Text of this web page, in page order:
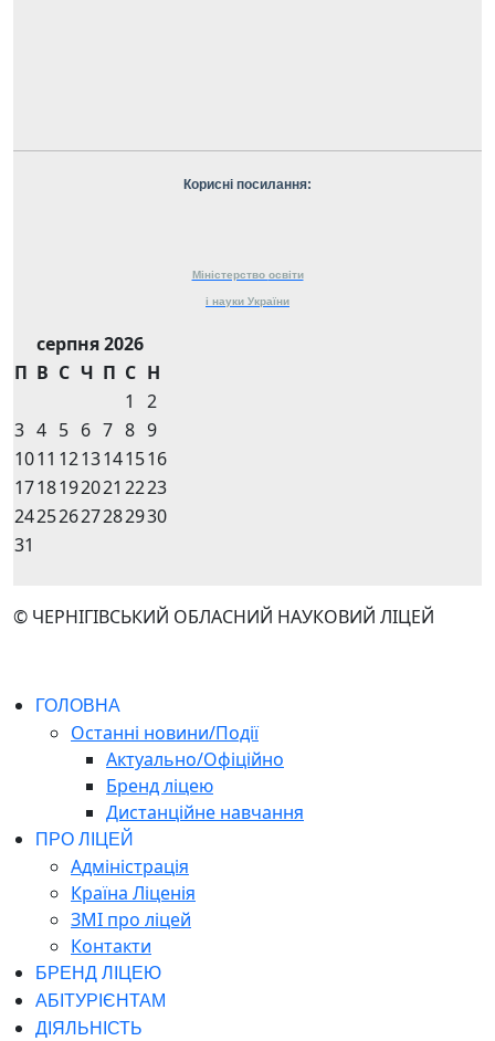
Корисні посилання:
Міністерство освіти
і науки України
серпня 2026
П В С Ч П С Н
1
2
3 4 5 6 7 8 9
1011 1213141516
1718192021 2223
24252627282930
31
© ЧЕРНІГІВСЬКИЙ ОБЛАСНИЙ НАУКОВИЙ ЛІЦЕЙ
ГОЛОВНА
Останні новини/Події
Актуально/Офіційно
Бренд ліцею
Дистанційне навчання
ПРО ЛІЦЕЙ
Адміністрація
Країна Ліценія
ЗМІ про ліцей
Контакти
БРЕНД ЛІЦЕЮ
АБІТУРІЄНТАМ
ДІЯЛЬНІСТЬ